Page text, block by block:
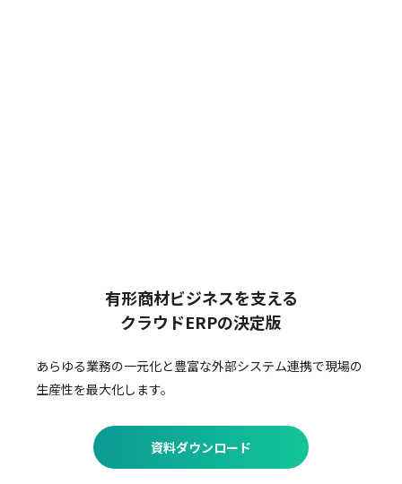
有形商材ビジネスを支える
クラウドERPの決定版
あらゆる業務の一元化と豊富な外部システム連携で現場の
生産性を最大化します。
資料ダウンロード